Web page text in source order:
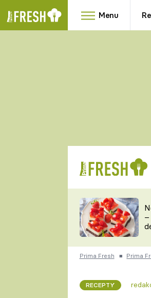
Menu
RYCHLOVKY
Prima Fresh ■ Prima
RECEPTY